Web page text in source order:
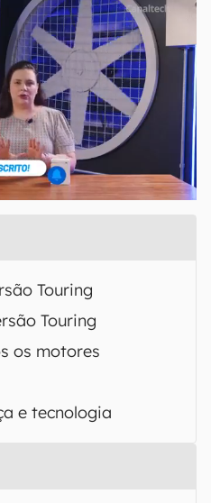
Touring
Touring
os motores
e tecnologia